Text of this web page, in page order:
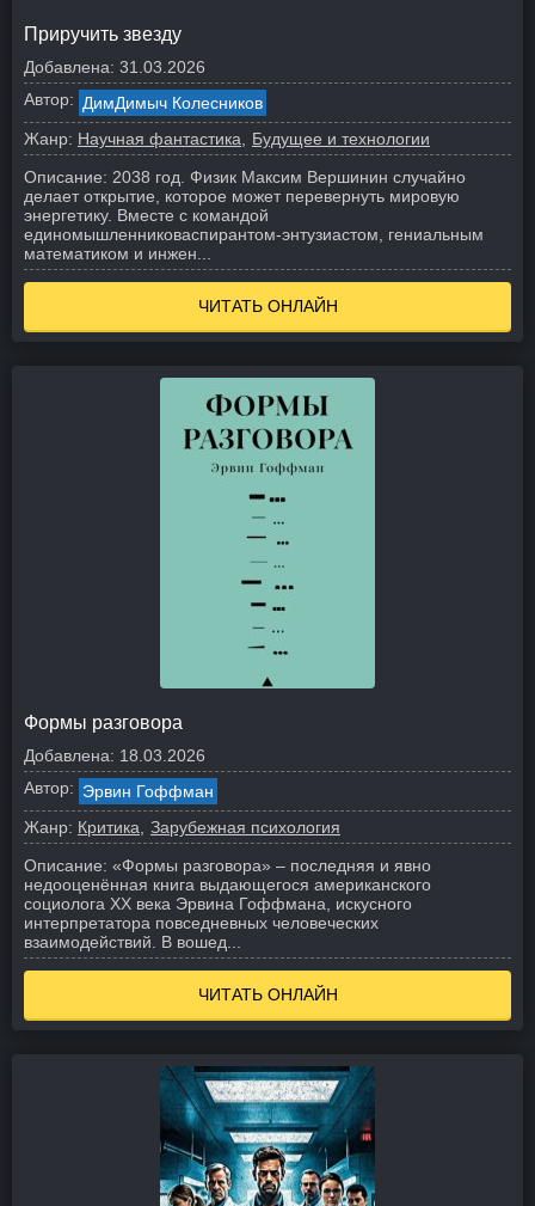
Приручить звезду
Добавлена: 31.03.2026
Автор: ДимДимыч Колесников
Жанр: Научная фантастика
Будущее и технологии
Описание: 2038 год. Физик Максим Вершинин случайно
делает открытие, которое может перевернуть мировую
энергетику. Вместе с командой
единомышленниковаспирантом-энтузиастом, гениальным
математиком и инжен...
ЧИТАТЬ ОНЛАЙН
Формы разговора
Добавлена: 18.03.2026
Автор: Эрвин Гоффман
Жанр: Критика
Зарубежная психология
Описание: «Формы разговора» – последняя и явно
недооценённая книга выдающегося американского
социолога ХХ века Эрвина Гоффмана, искусного
интерпретатора повседневных человеческих
взаимодействий. В вошед...
ЧИТАТЬ ОНЛАЙН